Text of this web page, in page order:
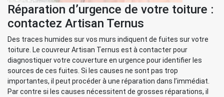
Réparation d’urgence de votre toiture :
contactez Artisan Ternus
Des traces humides sur vos murs indiquent de fuites sur votre
toiture. Le couvreur Artisan Ternus est à contacter pour
diagnostiquer votre couverture en urgence pour identifier les
sources de ces fuites. Si les causes ne sont pas trop
importantes, il peut procéder à une réparation dans l’immédiat.
Par contre si les causes nécessitent de grosses réparations, il